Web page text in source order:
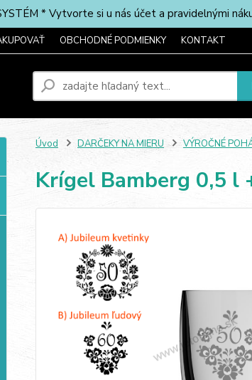
* Vytvorte si u nás účet a pravidelnými
OBCHODNÉ PODMIENKY KONTAKT
Úvod DARČEKY NA MIERU VÝROČNÉ
Krígel Bamberg 0,5 l